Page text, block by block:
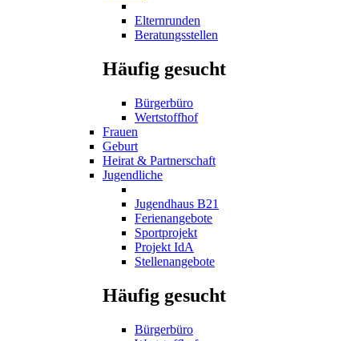
Elternrunden
Beratungsstellen
Häufig gesucht
Bürgerbüro
Wertstoffhof
Frauen
Geburt
Heirat & Partnerschaft
Jugendliche
Jugendhaus B21
Ferienangebote
Sportprojekt
Projekt IdA
Stellenangebote
Häufig gesucht
Bürgerbüro